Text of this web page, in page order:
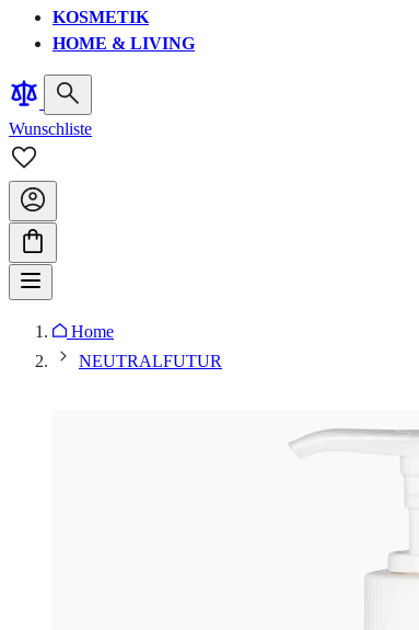
KOSMETIK
HOME & LIVING
Wunschliste
Home
NEUTRALFUTUR